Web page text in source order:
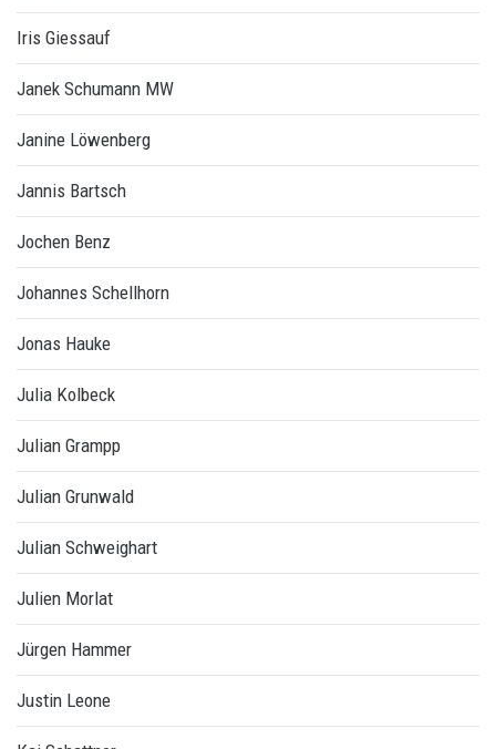
Iris Giessauf
Janek Schumann MW
Janine Löwenberg
Jannis Bartsch
Jochen Benz
Johannes Schellhorn
Jonas Hauke
Julia Kolbeck
Julian Grampp
Julian Grunwald
Julian Schweighart
Julien Morlat
Jürgen Hammer
Justin Leone